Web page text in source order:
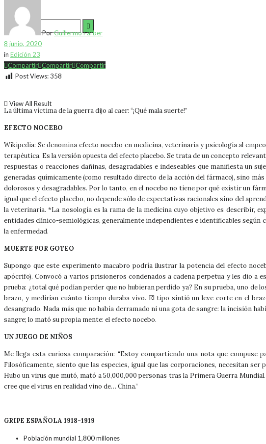
No Result
View All Result
PorGuillermo Farber
8 junio, 2020
in Edición 23
Compartir Compartir Compartir
Post Views:358
La última víctima de la guerra dijo al caer: “¡Qué mala suerte!”
EFECTO NOCEBO
Wikipedia: Se denomina efecto nocebo en medicina, veterinaria y psicología al
terapéutica. Es la versión opuesta del efecto placebo. Se trata de un concepto
respuestas o reacciones dañinas, desagradables e indeseables que manifiesta un
generadas químicamente (como resultado directo de la acción del fármaco), sino
dolorosos y desagradables. Por lo tanto, en el nocebo no tiene por qué existir un
igual que el efecto placebo, no depende sólo de expectativas racionales sino del
la veterinaria. *La nosología es la rama de la medicina cuyo objetivo es describir,
entidades clínico-semiológicas, generalmente independientes e identificables según
la enfermedad.
MUERTE POR GOTEO
Supongo que este experimento macabro podría ilustrar la potencia del efecto
apócrifo). Convocó a varios prisioneros condenados a cadena perpetua y les dio a
prueba: ¿total qué podían perder que no hubieran perdido ya? En su prueba, uno de
brazo, y medirían cuánto tiempo duraba vivo. El tipo sintió un leve corte en el
desangrado. Nada más que no había derramado ni una gota de sangre: la incisión
sangre; lo mató su propia mente: el efecto nocebo.
UN JUEGO DE NIÑOS
Me llega esta curiosa comparación: “Estoy compartiendo una nota que compuse
Filosóficamente, siento que las especies, igual que las corporaciones, necesitan
Hubo un virus que mutó, mató a 50,000,000 personas tras la Primera Guerra
cree que el virus en realidad vino de… China.”
GRIPE ESPAÑOLA 1918-1919
Población mundial 1,800 millones